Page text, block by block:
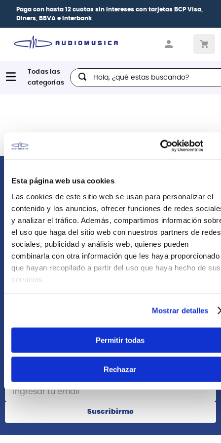
Esta página web usa cookies
Las cookies de este sitio web se usan para personalizar el
contenido y los anuncios, ofrecer funciones de redes
y analizar el tráfico. Además, compartimos información
el uso que haga del sitio web con nuestros partners de redes
sociales, publicidad y análisis web, quienes pueden
combinarla con otra información que les haya proporcionado
que hayan recopilado a partir del uso que haya hecho de sus
servicios.
Mostrar detalles
Permitir todas
Rechazar
Paga con hasta 12 cuotas sin intereses con tarjetas BCP Visa,
Diners, BBVA e Interbank
Hola, ¿qué estas buscando?
Comunícate con nosotros
Atención Postventa
+51 958418476
Asesoría Online
+51 977624112
Acerca de Nosotros
Redes Sociales
Suscribirme